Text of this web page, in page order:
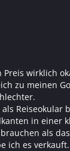
wirklich
zu meinen
Reiseokular
in einer
als
ich es verkauft.